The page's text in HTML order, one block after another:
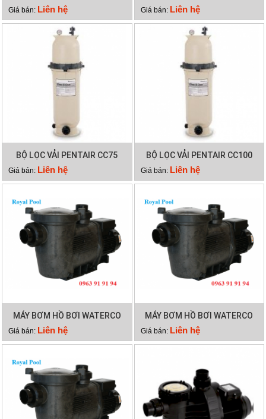
EMAUX CTRL7-PH
Giá bán: Liên hệ Giá bán: Liên hệ
BỘ LỌC VẢI PENTAIR CC75
Giá bán: Liên hệ
BỘ LỌC VẢI PENTAIR CC100
Giá bán: Liên hệ
MÁY BƠM HỒ BƠI WATERCO
HYDROSTAR 200
Giá bán: Liên hệ
MÁY BƠM HỒ BƠI WATERCO
HYDROSTAR 250
Giá bán: Liên hệ